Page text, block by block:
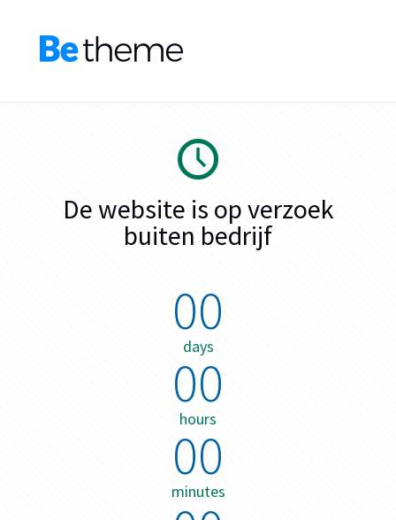
De website is op verzoek
buiten bedrijf
00
days
00
hours
00
minutes